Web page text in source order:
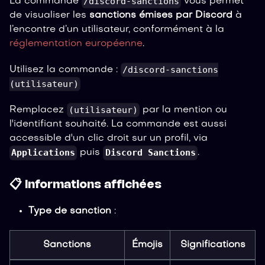
de visualiser les sanctions émises par Discord à
l’encontre d’un utilisateur, conformément à la
réglementation européenne.
Utilisez la commande : /discord-sanctions
(utilisateur)
Remplacez (utilisateur)
par la mention ou
l'identifiant souhaité. La commande est aussi
accessible d'un clic droit sur un profil, via
Applications puis Discord Sanctions .
📋 Informations affichées
Type de sanction :
Sanctions Émojis Significations